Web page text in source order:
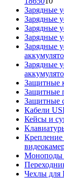
Зарядные
Зарядные
Зарядные
Зарядные
Зарядные
Зарядные
Защитные
Защитные
Защитные
Кабели
Кейсы и
Крепление
Моноподы
Чехлы для